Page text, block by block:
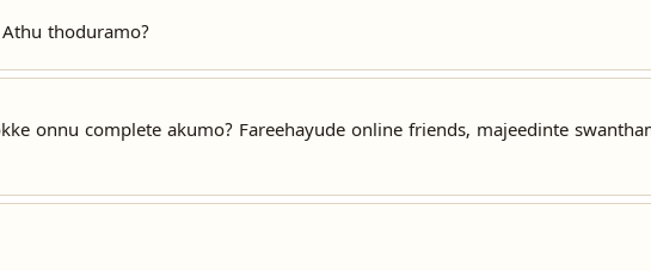
thoduramo?
onnu complete akumo? Fareehayude online friends, majeedinte